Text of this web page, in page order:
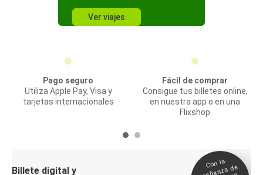
Ver viajes
Pago seguro
Utiliza Apple Pay, Visa y
tarjetas internacionales
Fácil de comprar
Consigue tus billetes online,
en nuestra app o en una
Flixshop
Billete digital y
Con la